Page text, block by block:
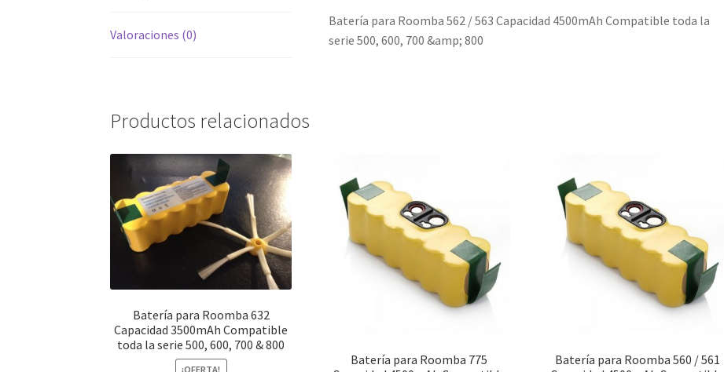
Valoraciones (0)
Batería para Roomba 562 / 563 Capacidad 4500mAh Compatible toda la
serie 500, 600, 700 &amp; 800
Productos relacionados
Batería para Roomba 632
Capacidad 3500mAh Compatible
toda la serie 500, 600, 700 & 800
¡OFERTA!
Batería para Roomba 775
Batería para Roomba 560 / 561